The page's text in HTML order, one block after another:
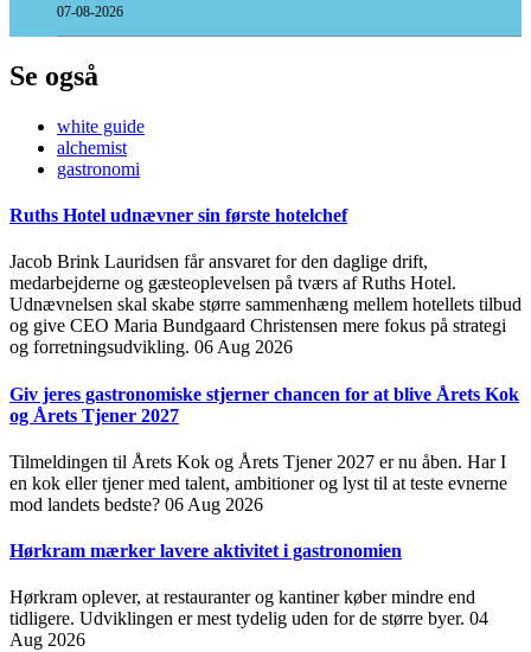
07-08-2026
Se også
white guide
alchemist
gastronomi
Ruths Hotel udnævner sin første hotelchef
Jacob Brink Lauridsen får ansvaret for den daglige drift,
medarbejderne og gæsteoplevelsen på tværs af Ruths Hotel.
Udnævnelsen skal skabe større sammenhæng mellem hotellets tilbud
og give CEO Maria Bundgaard Christensen mere fokus på strategi
og forretningsudvikling. 06 Aug 2026
Giv jeres gastronomiske stjerner chancen for at blive Årets Kok
og Årets Tjener 2027
Tilmeldingen til Årets Kok og Årets Tjener 2027 er nu åben. Har I
en kok eller tjener med talent, ambitioner og lyst til at teste evnerne
mod landets bedste? 06 Aug 2026
Hørkram mærker lavere aktivitet i gastronomien
Hørkram oplever, at restauranter og kantiner køber mindre end
tidligere. Udviklingen er mest tydelig uden for de større byer. 04
Aug 2026